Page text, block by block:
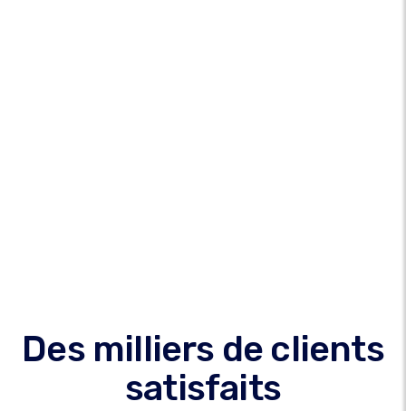
Des milliers de clients
satisfaits